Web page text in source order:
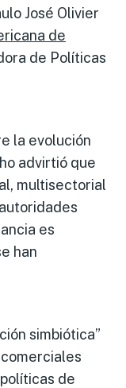
José Olivier
de
de Políticas
la evolución
advirtió que
multisectorial
es
han
simbiótica”
de